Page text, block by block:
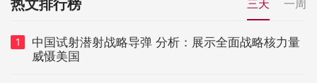
热文排行榜 三天 一周
1
中国试射潜射战略导弹 分析：展示全面战略核力量
威慑美国